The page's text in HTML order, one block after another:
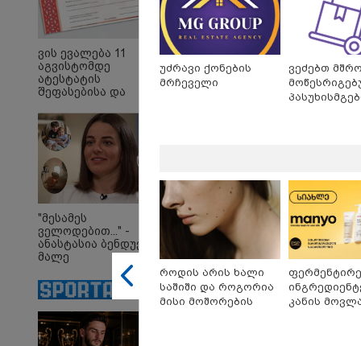
10:58 /
09:32 /
"4
მათ
ვის ევალება 11
აგვისტომდე
ატესტატის
შეფასებისა და
ეროვნულ ცენტრში
წარდგენა -
დეტალები
"მესამეს
ველოდებით..." -
ანასტასია ბენდუქიძე
მალე
მრავალშვილიანი
დედა გახდება
უძრავი ქონების
მრჩეველი
ვეძებთ
როდის არის ხალი
საშიში და როგორია
მისი მოშორების
კანის